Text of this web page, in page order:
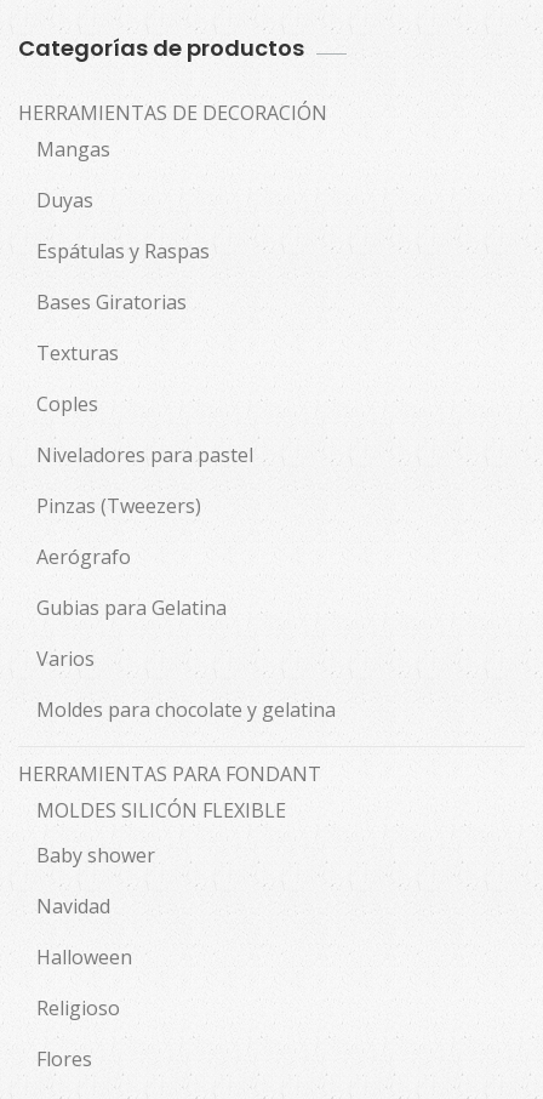
Categorías de productos
HERRAMIENTAS DE DECORACIÓN
Mangas
Duyas
Espátulas y Raspas
Bases Giratorias
Texturas
Coples
Niveladores para pastel
Pinzas (Tweezers)
Aerógrafo
Gubias para Gelatina
Varios
Moldes para chocolate y gelatina
HERRAMIENTAS PARA FONDANT
MOLDES SILICÓN FLEXIBLE
Baby shower
Navidad
Halloween
Religioso
Flores